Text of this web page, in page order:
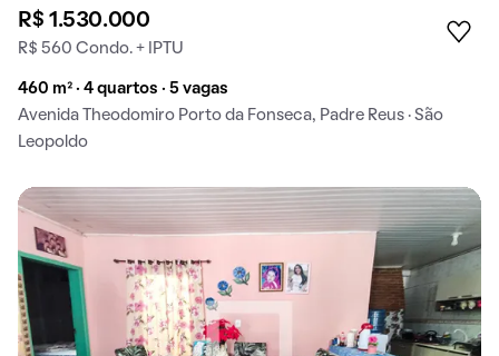
R$ 1.530.000
R$ 560 Condo. + IPTU
460 m² · 4 quartos · 5 vagas
Avenida Theodomiro Porto da Fonseca, Padre Reus · São
Leopoldo